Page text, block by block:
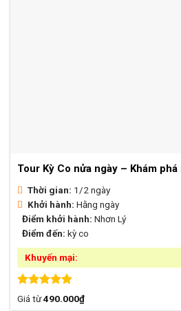
Tour Kỳ Co nửa ngày – Khám
Thời gian: 1/2 ngày
Khởi hành: Hằng ngày
Điểm khởi hành: Nhơn Lý
Điểm đến: kỳ co
Khuyến mại:
Được xếp
Giá từ490.000₫